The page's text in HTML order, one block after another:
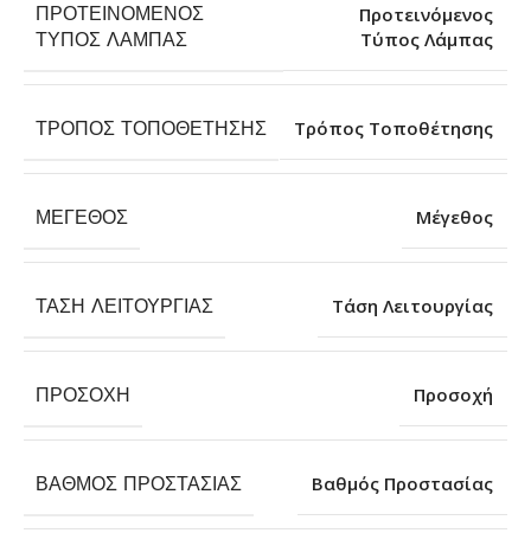
ΠΡΟΤΕΙΝΌΜΕΝΟΣ
ΤΎΠΟΣ ΛΆΜΠΑΣ
Προτεινόμενος
Τύπος Λάμπας
ΤΡΌΠΟΣ ΤΟΠΟΘΈΤΗΣΗΣ Τρόπος Τοποθέτησης
ΜΈΓΕΘΟΣ Μέγεθος
ΤΆΣΗ ΛΕΙΤΟΥΡΓΊΑΣ Τάση Λειτουργίας
ΠΡΟΣΟΧΉ Προσοχή
ΒΑΘΜΌΣ ΠΡΟΣΤΑΣΊΑΣ Βαθμός Προστασίας